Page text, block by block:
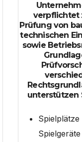
verpflichtet
Prüfung von
technischen
sowie
unterstützen
Spielplätze